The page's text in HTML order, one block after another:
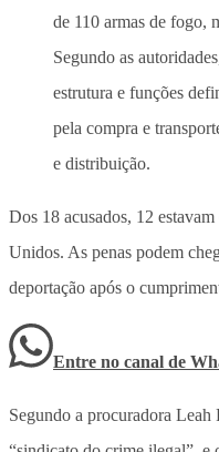
de 110 armas de fogo,
Segundo as
estrutura e funções
pela compra e
e distribuição.
Dos 18 acusados, 12
Unidos. As penas podem
deportação após o
Entre no canal de
Segundo a procuradora Leah